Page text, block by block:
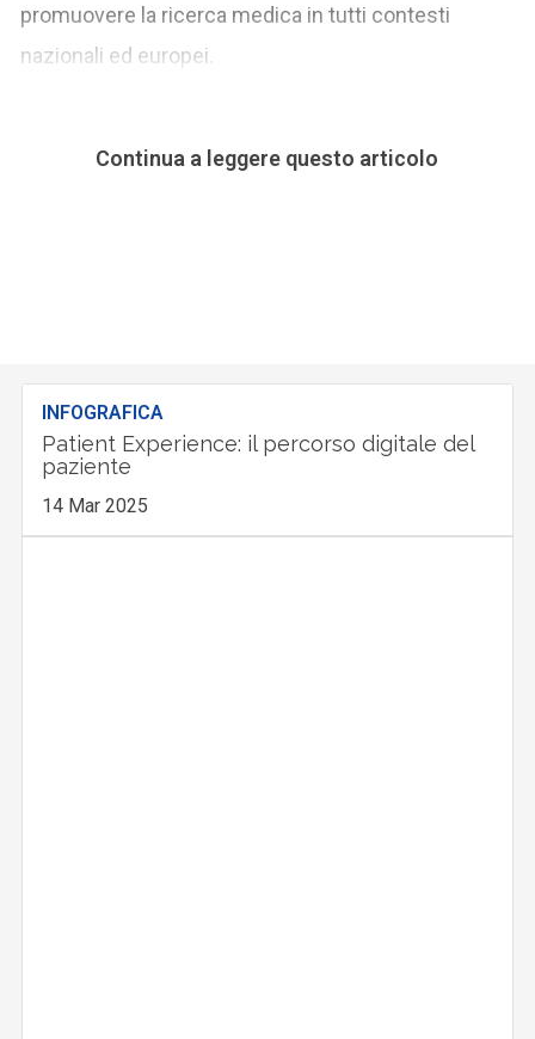
promuovere la ricerca medica in tutti contesti
nazionali ed europei.
Continua a leggere questo articolo
INFOGRAFICA
Patient Experience: il percorso digitale del
paziente
14 Mar 2025